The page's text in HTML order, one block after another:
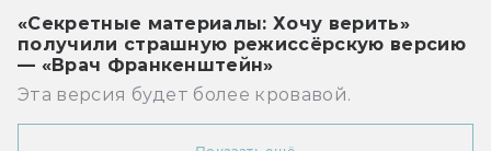
«Секретные материалы: Хочу верить»
получили страшную режиссёрскую версию
— «Врач Франкенштейн»
Эта версия будет более кровавой.